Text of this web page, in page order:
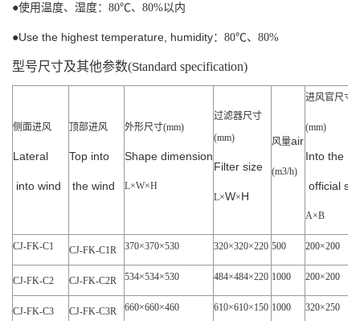
●使用温度、湿度： 80℃、 80%以内
●Use the highest temperature, humidity： 80℃、 80%
型号尺寸及其他参数(Standard specification)
侧面进风
Lateral
into wind
顶部进风
Top into
the wind
外形尺寸(mm)
Shape dimension
L×W×H
过滤器尺寸
(mm)
Filter size
L×W×H
风量air
(m3/h)
进风官尺寸
(mm)
Into the
official
A×B
CJ-FK-C1 CJ-FK-C1R 370×370×530 320×320×220 500 200×200
CJ-FK-C2 CJ-FK-C2R 534×534×530 484×484×220 1000 200×200
CJ-FK-C3 CJ-FK-C3R 660×660×460 610×610×150 1000 320×250